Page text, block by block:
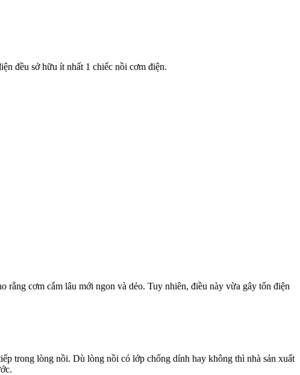
đều sở hữu ít nhất 1 chiếc nồi cơm điện.
cơm cắm lâu mới ngon và dẻo. Tuy nhiên, điều này vừa gây tốn điện
trong lòng nồi. Dù lòng nồi có lớp chống dính hay không thì nhà sản xuất